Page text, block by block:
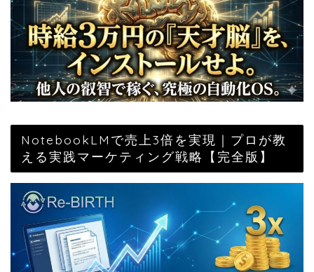
NotebookLMで売上3倍を実現｜プロが教
える実践マーケティング戦略【完全版】